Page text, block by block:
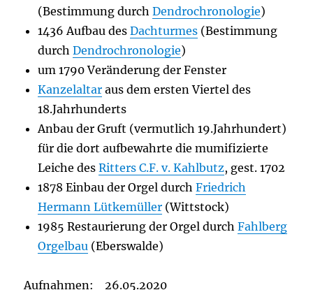
(Bestimmung durchDendrochronologie)
1436 Aufbau desDachturmes (Bestimmung
durchDendrochronologie)
um 1790 Veränderung der Fenster
Kanzelaltar aus dem ersten Viertel des
18.Jahrhunderts
Anbau der Gruft (vermutlich 19.Jahrhundert)
für die dort aufbewahrte die mumifizierte
Leiche desRitters C.F. v. Kahlbutz, gest. 1702
1878 Einbau der Orgel durchFriedrich
Hermann Lütkemüller (Wittstock)
1985 Restaurierung der Orgel durchFahlberg
Orgelbau (Eberswalde)
Aufnahmen: 26.05.2020